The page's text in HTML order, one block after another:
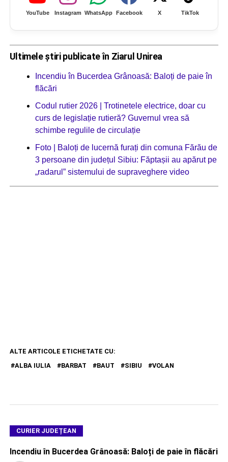
YouTube Instagram WhatsApp Facebook X TikTok
Ultimele știri publicate în Ziarul Unirea
Incendiu în Bucerdea Grânoasă: Baloți de paie în
flăcări
Codul rutier 2026 | Trotinetele electrice, doar cu
curs de legislație rutieră? Guvernul vrea să
schimbe regulile de circulație
Foto | Baloți de lucernă furați din comuna Fărău de
3 persoane din județul Sibiu: Făptașii au apărut pe
„radarul” sistemului de supraveghere video
ALTE ARTICOLE ETICHETATE CU:
ALBA IULIA
BARBAT BAUT SIBIU VOLAN
CURIER JUDEȚEAN
Incendiu în Bucerdea Grânoasă: Baloți de paie în flăcări